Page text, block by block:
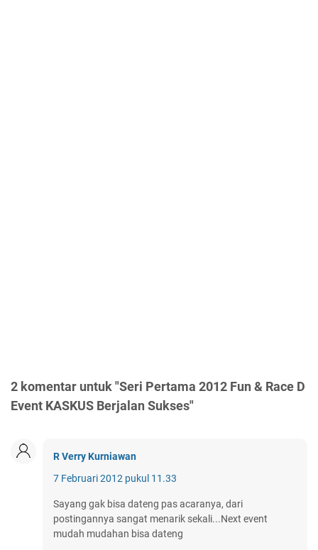
2 komentar untuk "Seri Pertama 2012 Fun & Race D
Event KASKUS Berjalan Sukses"
R Verry Kurniawan
7 Februari 2012 pukul 11.33
Sayang gak bisa dateng pas acaranya, dari
postingannya sangat menarik sekali...Next event
mudah mudahan bisa dateng